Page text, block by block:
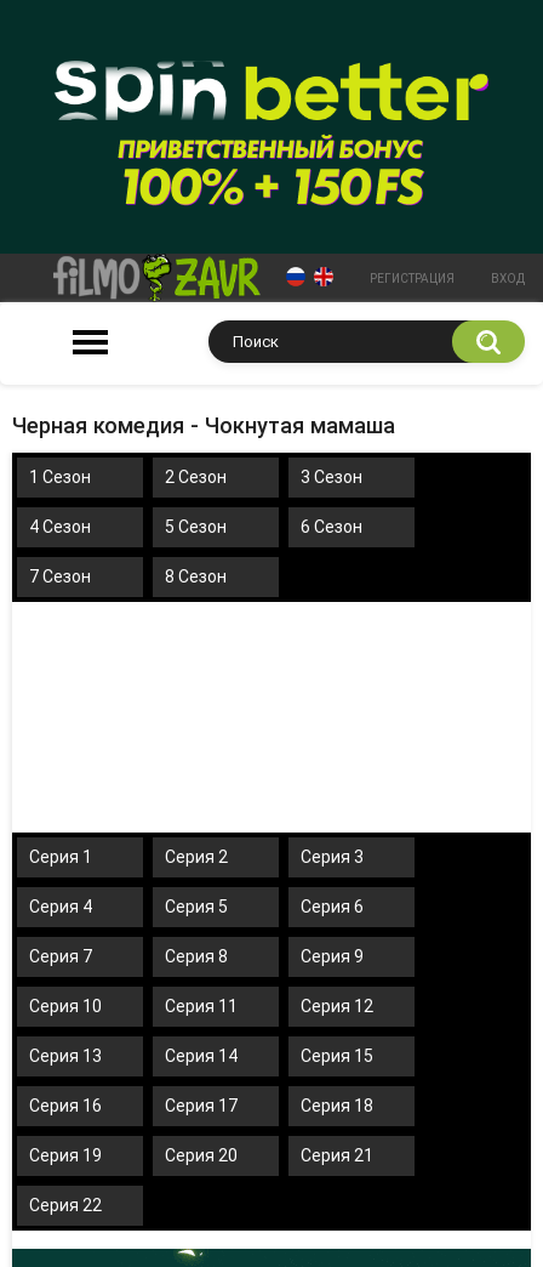
РЕГИСТРАЦИЯ ВХОД
Черная комедия - Чокнутая мамаша
1 Сезон 2 Сезон 3 Сезон
4 Сезон 5 Сезон 6 Сезон
7 Сезон 8 Сезон
Серия 1 Серия 2 Серия 3
Серия 4 Серия 5 Серия 6
Серия 7 Серия 8 Серия 9
Серия 10 Серия 11 Серия 12
Серия 13 Серия 14 Серия 15
Серия 16 Серия 17 Серия 18
Серия 19 Серия 20 Серия 21
Серия 22